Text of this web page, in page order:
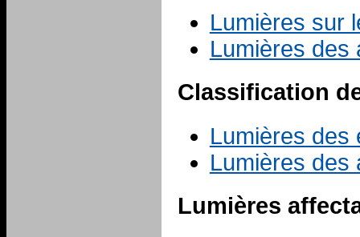
Lumières sur
Lumières des
Classification
Lumières des
Lumières des
Lumières